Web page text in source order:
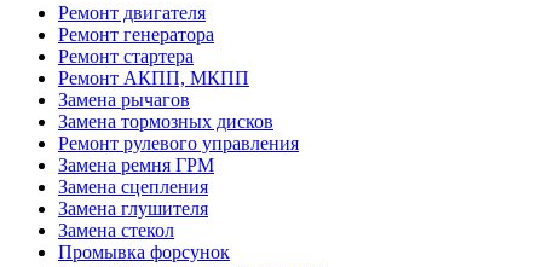
Ремонт двигателя
Ремонт генератора
Ремонт стартера
Ремонт АКПП, МКПП
Замена рычагов
Замена тормозных дисков
Ремонт рулевого управления
Замена ремня ГРМ
Замена сцепления
Замена глушителя
Замена стекол
Промывка форсунок